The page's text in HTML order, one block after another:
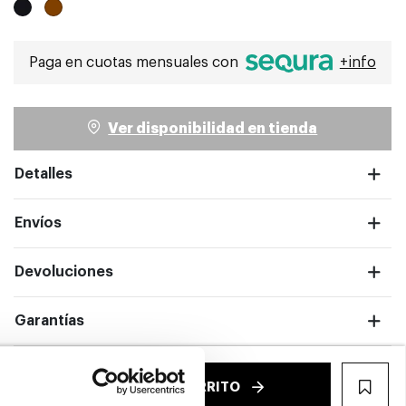
completa
Paga en cuotas mensuales con +info
Ver disponibilidad en tienda
Detalles
Envíos
Devoluciones
Garantías
AÑADIR AL CARRITO